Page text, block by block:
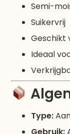
Semi-
Suikervrij
Geschikt
Ideaal
Type: